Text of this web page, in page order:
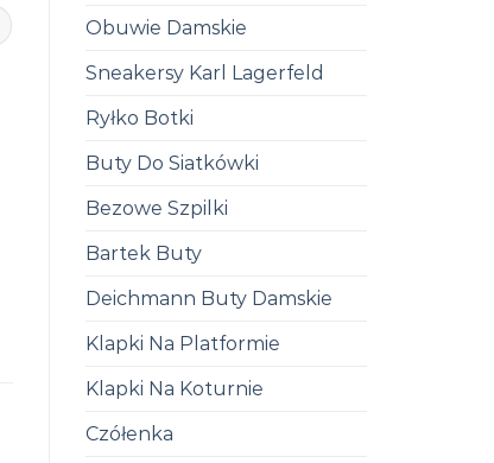
Obuwie Damskie
Sneakersy Karl Lagerfeld
Ryłko Botki
Buty Do Siatkówki
Bezowe Szpilki
Bartek Buty
Deichmann Buty Damskie
Klapki Na Platformie
Klapki Na Koturnie
Czółenka